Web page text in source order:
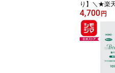
り】＼★楽
成！レビュ
ーポン配布
シーラー ヒ
ハンディシ
クノインパ
包装 お菓子
ピング 食品
4,700 円